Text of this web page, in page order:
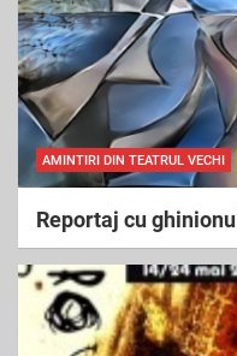
AMINTIRI DIN TEATRUL VECHI
Reportaj cu